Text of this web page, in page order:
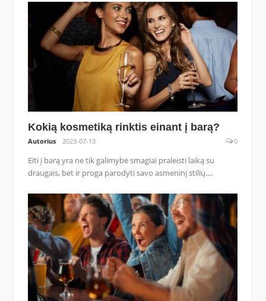
Kokią kosmetiką rinktis einant į barą?
Autorius 2023-07-13 0
Eiti į barą yra ne tik galimybė smagiai praleisti laiką su
draugais, bet ir proga parodyti savo asmeninį stilių....